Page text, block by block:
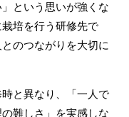
という思いが強くな
培を行う研修先で
のつながりを大切に
と異なり、「一人で
難しさ」を実感しな